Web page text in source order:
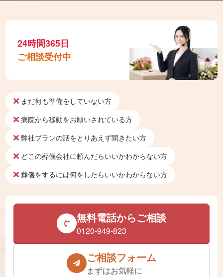
24時間365日
ご相談受付中
まだ何も準備をしていない方
病院から移動をお願いされている方
弊社プランの話をとりあえず聞きたい方
どこの葬儀会社に頼んだらいいかわからない方
葬儀をするには何をしたらいいかわからない方
ご相談フォーム
まずはお気軽に
無料電話からご相談
0120-949-823